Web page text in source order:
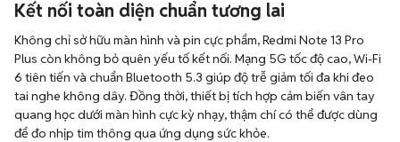
Kết nối toàn diện chuẩn tương lai
Không chỉ sở hữu màn hình và pin cực phẩm, Redmi Note 13 Pro
Plus còn không bỏ quên yếu tố kết nối. Mạng 5G tốc độ cao, Wi-Fi
6 tiên tiến và chuẩn Bluetooth 5.3 giúp độ trễ giảm tối đa khi đeo
tai nghe không dây. Đồng thời, thiết bị tích hợp cảm biến vân tay
quang học dưới màn hình cực kỳ nhạy, thậm chí có thể được dùng
để đo nhịp tim thông qua ứng dụng sức khỏe.